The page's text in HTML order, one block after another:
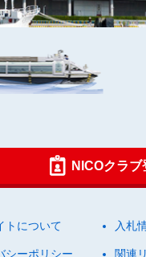
NICOクラ
トについて 入札
シーポリシー 関連